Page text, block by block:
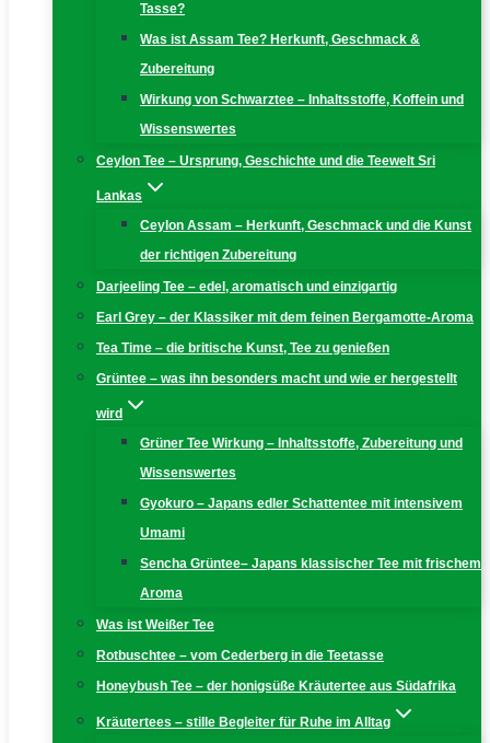
Tasse?
Was ist Assam Tee? Herkunft, Geschmack &
Zubereitung
Wirkung von Schwarztee – Inhaltsstoffe, Koffein und
Wissenswertes
Ceylon Tee – Ursprung, Geschichte und die Teewelt Sri
Lankas
Ceylon Assam – Herkunft, Geschmack und die Kunst
der richtigen Zubereitung
Darjeeling Tee – edel, aromatisch und einzigartig
Earl Grey – der Klassiker mit dem feinen Bergamotte-Aroma
Tea Time – die britische Kunst, Tee zu genießen
Grüntee – was ihn besonders macht und wie er hergestellt
wird
Grüner Tee Wirkung – Inhaltsstoffe, Zubereitung und
Wissenswertes
Gyokuro – Japans edler Schattentee mit intensivem
Umami
Sencha Grüntee– Japans klassischer Tee mit frischem
Aroma
Was ist Weißer Tee
Rotbuschtee – vom Cederberg in die Teetasse
Honeybush Tee – der honigsüße Kräutertee aus Südafrika
Kräutertees – stille Begleiter für Ruhe im Alltag